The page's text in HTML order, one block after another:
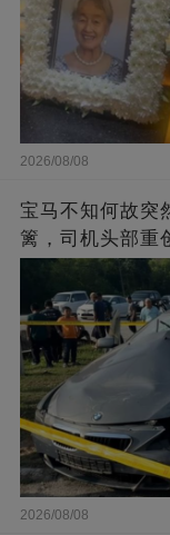
2026/08/08
宝马不知何故突
篱，司机头部重
2026/08/08